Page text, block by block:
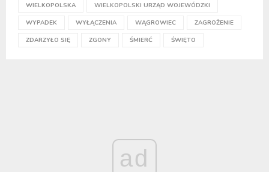
WIELKOPOLSKA WIELKOPOLSKI URZĄD WOJEWÓDZKI
WYPADEK WYŁĄCZENIA WĄGROWIEC ZAGROŻENIE
ZDARZYŁO SIĘ ZGONY ŚMIERĆ ŚWIĘTO
ad